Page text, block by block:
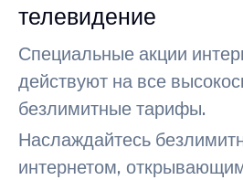
телевидение
Специальные акции
действуют на все
безлимитные тарифы.
Наслаждайтесь
интернетом,